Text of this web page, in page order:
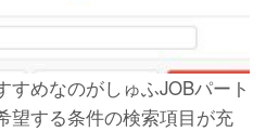
めなのがしゅふJOBパート
望する条件の検索項目が充